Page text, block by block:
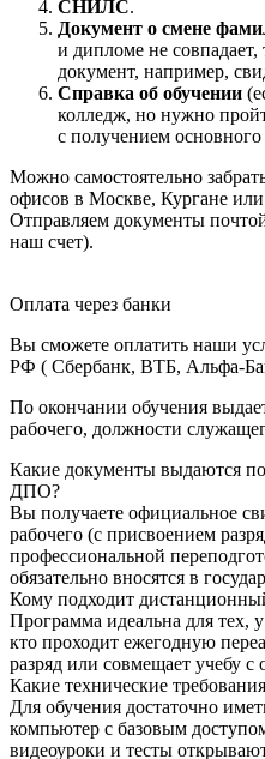
СНИЛС.
Документ о смене
и дипломе не
документ, например,
Справка об обучении
колледж, но нужно
с получением основного
Можно самостоятельно
офисов в Москве, Кургане
Отправляем документы
наш счет).
Оплата через банки
Вы сможете оплатить наши
РФ ( Сбербанк, ВТБ, Альфа-
По окончании обучения
рабочего, должности
Какие документы выдаются
ДПО?
Вы получаете официальное
рабочего (с присвоением
профессиональной
обязательно вносятся в
Кому подходит
Программа идеальна для тех,
кто проходит ежегодную
разряд или совмещает учебу с
Какие технические
Для обучения достаточно
компьютер с базовым
видеоуроки и тесты